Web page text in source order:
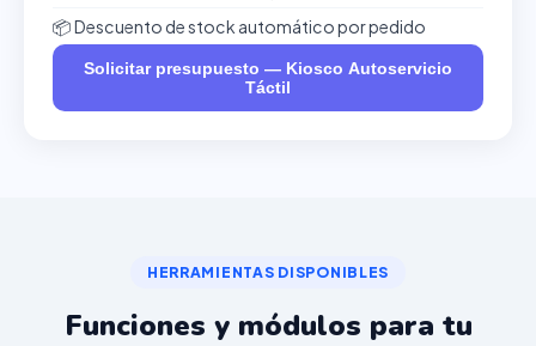
📦 Descuento de stock automático por pedido
Solicitar presupuesto — Kiosco Autoservicio
Táctil
HERRAMIENTAS DISPONIBLES
Funciones y módulos para tu